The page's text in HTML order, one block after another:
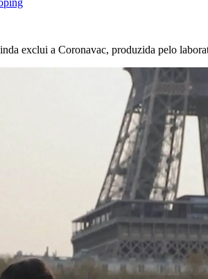
exclui a Coronavac, produzida pelo